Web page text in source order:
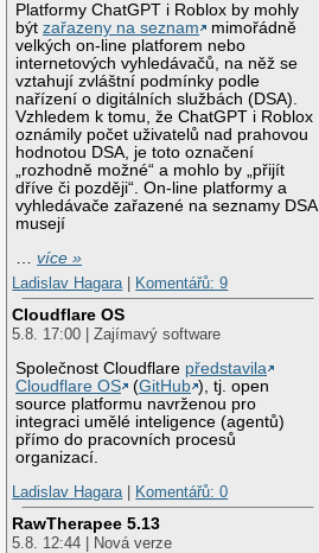
Platformy ChatGPT i Roblox by mohly
býtzařazeny na seznam
mimořádně
velkých on-line platforem nebo
internetových vyhledávačů, na něž se
vztahují zvláštní podmínky podle
nařízení o digitálních službách (DSA).
Vzhledem k tomu, že ChatGPT i Roblox
oznámily počet uživatelů nad prahovou
hodnotou DSA, je toto označení
„rozhodně možné“ a mohlo by „přijít
dříve či později“. On-line platformy a
vyhledávače zařazené na seznamy DSA
musejí
…více »
Ladislav Hagara| Komentářů: 9
Cloudflare OS
5.8. 17:00 | Zajímavý software
Společnost Cloudflare představila
Cloudflare OS
(GitHub ), tj. open
source platformu navrženou pro
integraci umělé inteligence (agentů)
přímo do pracovních procesů
organizací.
Ladislav Hagara| Komentářů: 0
RawTherapee 5.13
5.8. 12:44 | Nová verze